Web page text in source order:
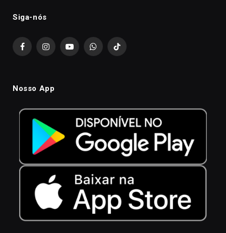
Siga-nós
FacebookInstagramYouTubeWhatsAppTikTok
Nosso App